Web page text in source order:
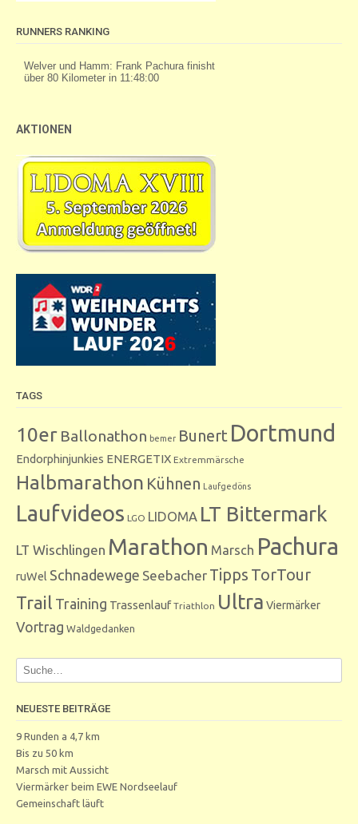
RUNNERS RANKING
AKTIONEN
TAGS
10er Ballonathon bemer Bunert Dortmund
Endorphinjunkies ENERGETIX Extremmärsche
Halbmarathon Kühnen Laufgedöns
Laufvideos LGO LIDOMA LT Bittermark
LT Wischlingen Marathon Marsch Pachura
ruWel Schnadewege Seebacher Tipps TorTour
Trail Training Trassenlauf Triathlon Ultra Viermärker
Vortrag Waldgedanken
NEUESTE BEITRÄGE
9 Runden a 4,7 km
Bis zu 50 km
Marsch mit Aussicht
Viermärker beim EWE Nordseelauf
Gemeinschaft läuft